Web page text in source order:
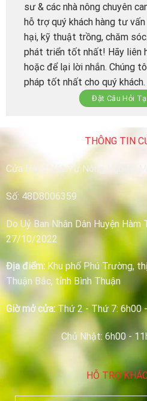
sư & các nhà nông chuyên
hỗ trợ quý khách hàng tư
hại, kỹ thuật trồng, chăm
phát triển tốt nhất! Hãy liên
hoặc để lại lời nhắn. Chúng
pháp tốt nhất cho quý khách.
Đặt Câu Hỏi
THÔNG TIN
Cửa Hàng Vật Tư Nông Nghiệp
Số: 48D8006359
Do Uỷ Ban Nhân Dân Huyện
27/10/2022
Địa điểm:Khu phố Phú Trường,
Thuận Bắc, tỉnh Bình Thuận
Giờ mở cửa: Thứ 2 - Thứ 7: 6h00
Chủ Nhật: 6h00 -
HỖ TRỢ